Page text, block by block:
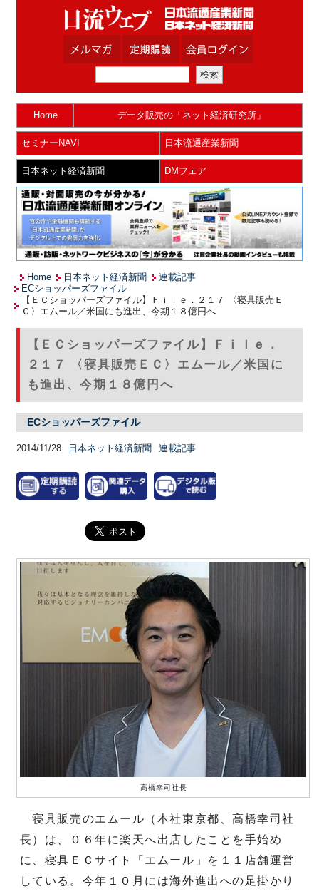
Home データ販売の「ネット経済研究所」
セミナーNAVI 日本流通産業新聞
日本ネット経済新聞 DMフェア
Home 日本ネット経済新聞
連載記事
ECショッパーズファイル
【ＥＣショッパーズファイル】Ｆｉｌｅ．２１７ 〈寝具販売Ｅ
Ｃ〉エムール／米国にも進出、今期１８億円へ
【ＥＣショッパーズファイル】Ｆｉｌｅ．
２１７ 〈寝具販売ＥＣ〉エムール／米国に
も進出、今期１８億円へ
ECショッパーズファイル
2014/11/28 日本ネット経済新聞 連載記事
高橋幸司社長
寝具販売のエムール（本社東京都、高橋幸司社
長）は、０６年に楽天へ出店したことを手始め
に、寝具ＥＣサイト「エムール」を１１店舗運営
している。今年１０月には海外進出への足掛かり